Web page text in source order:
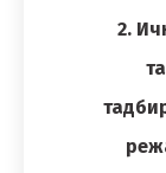
2.